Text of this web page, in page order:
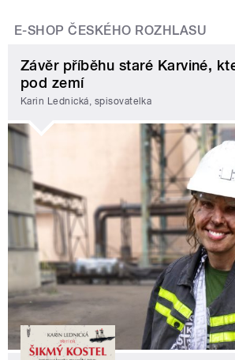
E-SHOP ČESKÉHO ROZHLASU
Závěr příběhu staré Karviné,
pod zemí
Karin Lednická, spisovatelka